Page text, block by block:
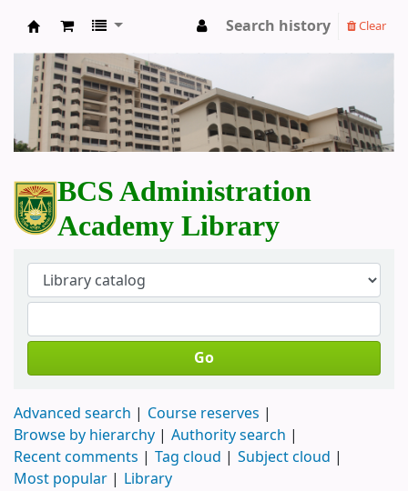
BCS Administration Academy Library
Search history Clear
BCS Administration
Academy Library
Go
Advanced search
Course reserves
Browse by hierarchy
Authority search
Recent comments
Tag cloud
Subject cloud
Most popular
Library